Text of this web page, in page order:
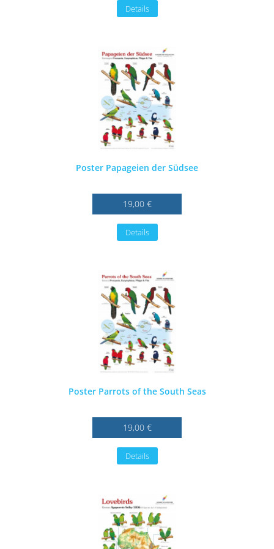
Details
Poster Papageien der Südsee
19,00 €
Details
Poster Parrots of the South Seas
19,00 €
Details